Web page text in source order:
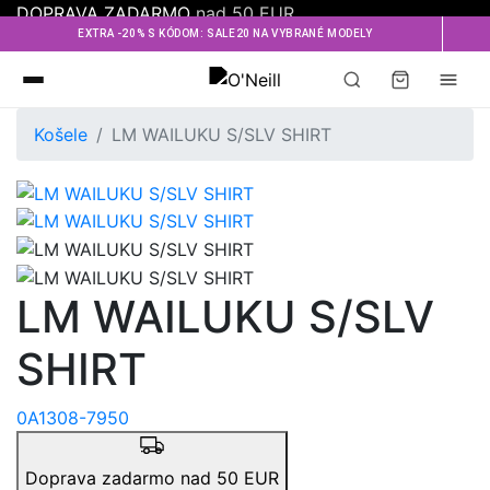
DOPRAVA ZADARMOnad 50 EUR
EXTRA -20% S KÓDOM: SALE20 NA VYBRANÉ MODELY
Oneill
Košele LM WAILUKU S/SLV SHIRT
LM WAILUKU S/SLV
SHIRT
0A1308-7950
Doprava zadarmo nad 50 EUR